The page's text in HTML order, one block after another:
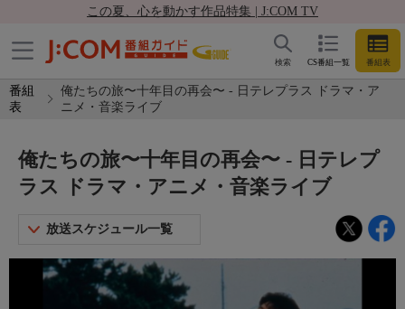
この夏、心を動かす作品特集 | J:COM TV
CS番組一覧 番組表
検索
番組
表
俺たちの旅〜十年目の再会〜 - 日テレプラス ドラマ・ア
ニメ・音楽ライブ
俺たちの旅〜十年目の再会〜 - 日テレプ
ラス ドラマ・アニメ・音楽ライブ
放送スケジュール一覧